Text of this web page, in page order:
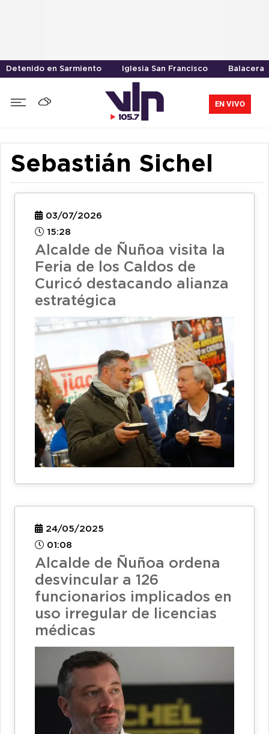
Detenido en Sarmiento Iglesia San Francisco Balacera
EN VIVO
Sebastián Sichel
03/07/2026
15:28
Alcalde de Ñuñoa visita la
Feria de los Caldos de
Curicó destacando alianza
estratégica
24/05/2025
01:08
Alcalde de Ñuñoa ordena
desvincular a 126
funcionarios implicados en
uso irregular de licencias
médicas